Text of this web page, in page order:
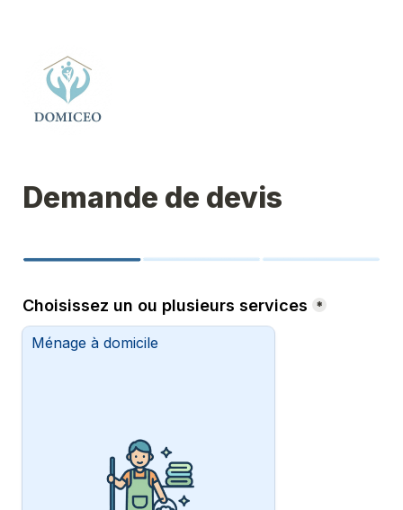
Demande de devis
Choisissez un ou plusieurs services *
Ménage à domicile